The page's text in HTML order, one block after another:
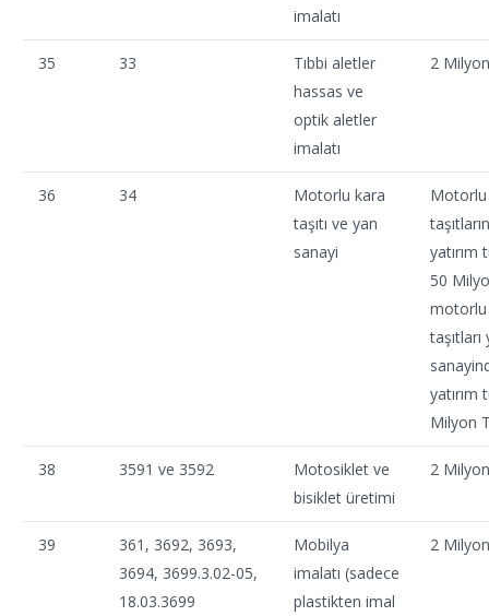
imalatı
35 33
Tıbbi aletler
hassas ve
optik aletler
imalatı
2
36 34
Motorlu kara
taşıtı ve yan
sanayi
yatırım
50
taşıtları
yatırım
Milyon
38 3591 ve 3592
Motosiklet ve
bisiklet üretimi
2
39
361, 3692, 3693,
3694, 3699.3.02-05,
18.03.3699
Mobilya
imalatı (sadece
plastikten imal
2